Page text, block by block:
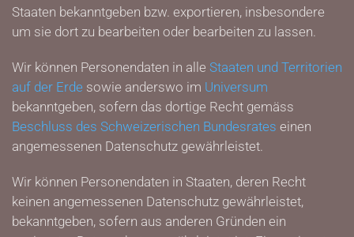
Staaten bekanntgeben bzw. exportieren, insbesondere
um sie dort zu bearbeiten oder bearbeiten zu lassen.
Wir können Personendaten in alle Staaten und Territorien
auf der Erde sowie anderswo im Universum
bekanntgeben, sofern das dortige Recht gemäss
Beschluss des Schweizerischen Bundesrates einen
angemessenen Datenschutz gewährleistet.
Wir können Personendaten in Staaten, deren Recht
keinen angemessenen Datenschutz gewährleistet,
bekanntgeben, sofern aus anderen Gründen ein